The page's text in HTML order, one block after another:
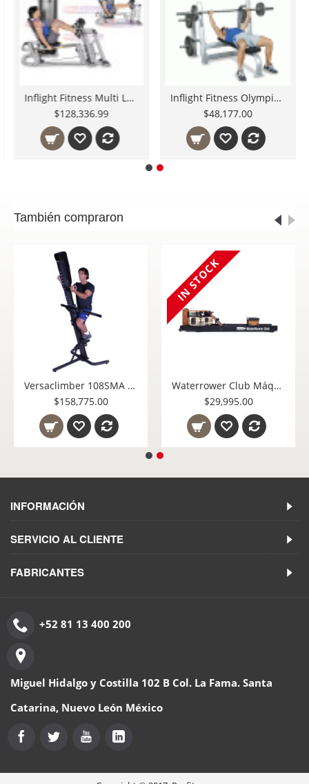
Inflight Fitness Multi Leg Press with Full Shrouds
$128,336.99
Inflight Fitness Olympic Bench
$48,177.00
También compraron
Versaclimber 108SMA Sport Model Fixed Resistance Cross Crawl
$158,775.00
IN STOCK
Waterrower Club Máquina de Remo de Uso Rudo para Gimnasio 150-S4-Retail
$29,995.00
INFORMACIÓN
SERVICIO AL CLIENTE
FABRICANTES
+52 81 13 400 200
Miguel Hidalgo y Costilla 102 B Col. La Fama. Santa
Catarina, Nuevo León México